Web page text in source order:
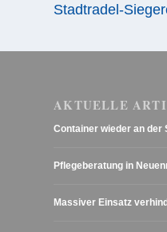
Stadtradel-
AKTUELLE
Container wieder an der
Pflegeberatung in
Massiver Einsatz